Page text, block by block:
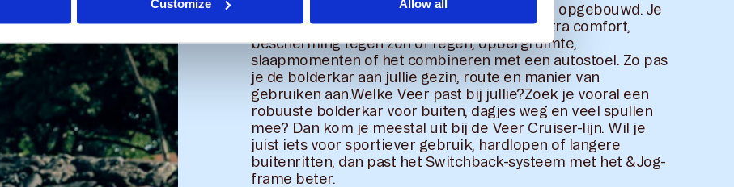
Customize Allow all
bos of festivals.Het Veer-systeem is modulair opgebouwd. Je
breidt de wagen uit met accessoires voor extra comfort,
bescherming tegen zon of regen, opbergruimte,
slaapmomenten of het combineren met een autostoel. Zo pas
je de bolderkar aan jullie gezin, route en manier van
gebruiken aan.Welke Veer past bij jullie?Zoek je vooral een
robuuste bolderkar voor buiten, dagjes weg en veel spullen
mee? Dan kom je meestal uit bij de Veer Cruiser-lijn. Wil je
juist iets voor sportiever gebruik, hardlopen of langere
buitenritten, dan past het Switchback-systeem met het &Jog-
frame beter.